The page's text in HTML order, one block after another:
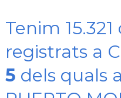
Tenim
registrats a
5 dels quals